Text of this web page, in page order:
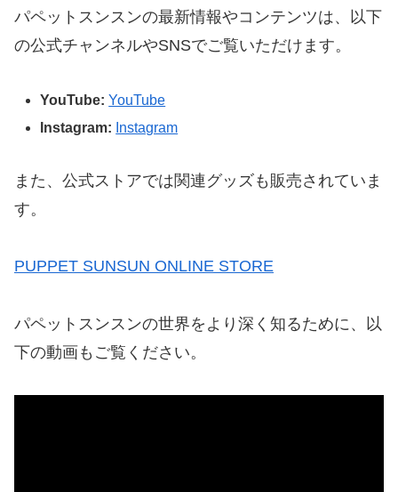
パペットスンスンの最新情報やコンテンツは、以下
の公式チャンネルやSNSでご覧いただけます。
YouTube: YouTube
Instagram: Instagram
また、公式ストアでは関連グッズも販売されていま
す。
PUPPET SUNSUN ONLINE STORE
パペットスンスンの世界をより深く知るために、以
下の動画もご覧ください。